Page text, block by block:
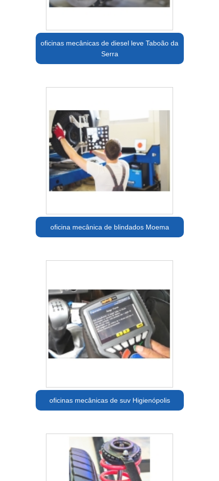
oficinas mecânicas de diesel leve Taboão da
Serra
oficina mecânica de blindados Moema
oficinas mecânicas de suv Higienópolis